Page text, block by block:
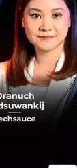
กหนี้ ซึ่งต้อง
าณิชย์อย่างล
นาคาร
ว่าจะกร